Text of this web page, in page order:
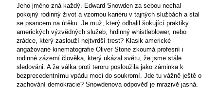
Jeho jméno zná každý. Edward Snowden za sebou nechal
pokojný rodinný život a vzornou kariéru v tajných službách a stal
se psancem na útěku. Je muž, který odhalil šokující praktiky
amerických výzvědných služeb, hrdinný whistleblower, nebo
zrádce, který zaslouží nejtvrdší trest? Klasik americké
angažované kinematografie Oliver Stone zkoumá profesní i
rodinné zázemí člověka, který ukázal světu, že jsme stále
sledováni. A že válka proti teroru posloužila jako záminka k
bezprecedentnímu vpádu moci do soukromí. Jde tu vážně ještě o
zachování demokracie? Snowdenova odpověď je mrazivě jasná.